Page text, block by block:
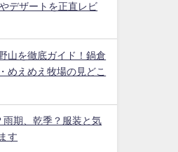
デザートを正直レビ
山を徹底ガイド！鍋倉
めえめえ牧場の見どこ
期、乾季？服装と気
す